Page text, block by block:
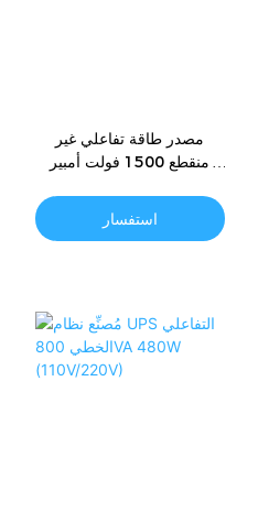
مصدر طاقة تفاعلي غير
منقطع 1500 فولت أمبير
استفسار